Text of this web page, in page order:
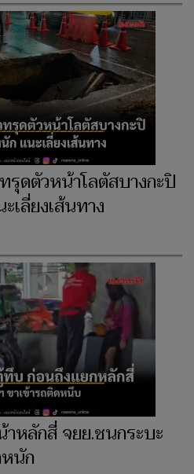
ดตัวหน้าโลตัสบางกะปิ
เลี่ยงเส้นทาง
าหลักสี่ จยย.ชนกระบะ
นัก